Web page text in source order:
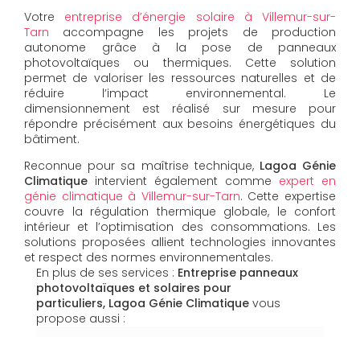
Votre entreprise d’énergie solaire à Villemur-sur-
Tarn accompagne les projets de production
autonome grâce à la pose de panneaux
photovoltaïques ou thermiques. Cette solution
permet de valoriser les ressources naturelles et de
réduire l’impact environnemental. Le
dimensionnement est réalisé sur mesure pour
répondre précisément aux besoins énergétiques du
bâtiment.
Reconnue pour sa maîtrise technique, Lagoa Génie
Climatique intervient également comme expert en
génie climatique à Villemur-sur-Tarn. Cette expertise
couvre la régulation thermique globale, le confort
intérieur et l’optimisation des consommations. Les
solutions proposées allient technologies innovantes
et respect des normes environnementales.
En plus de ses services : Entreprise panneaux
photovoltaïques et solaires pour
particuliers, Lagoa Génie Climatique vous
propose aussi :